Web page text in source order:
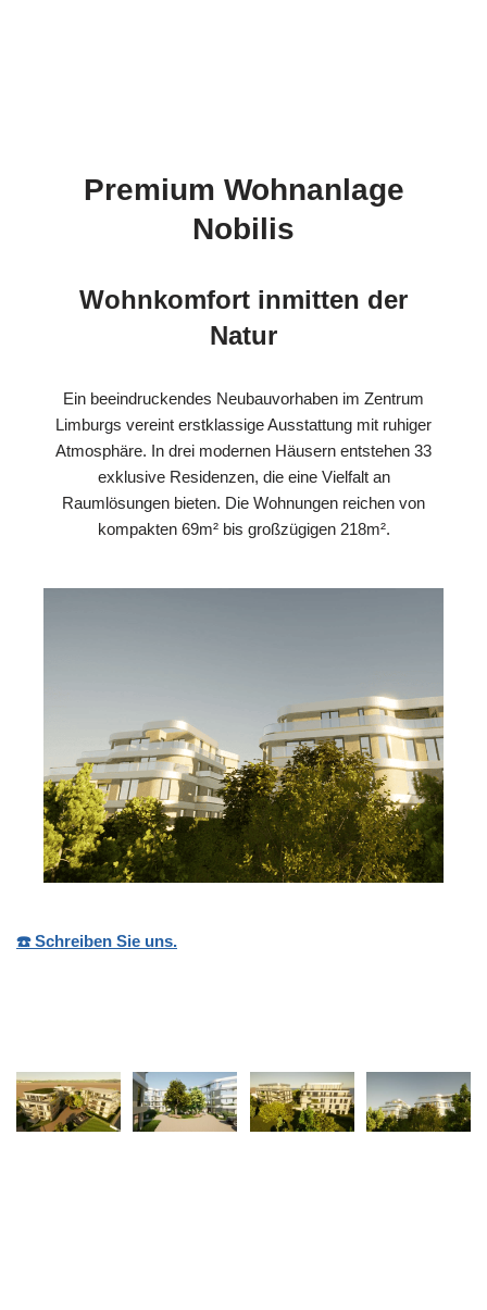
Premium Wohnanlage
Nobilis
Wohnkomfort inmitten der
Natur
Ein beeindruckendes Neubauvorhaben im Zentrum
Limburgs vereint erstklassige Ausstattung mit ruhiger
Atmosphäre. In drei modernen Häusern entstehen 33
exklusive Residenzen, die eine Vielfalt an
Raumlösungen bieten. Die Wohnungen reichen von
kompakten 69m² bis großzügigen 218m².
☎️ Schreiben Sie uns.